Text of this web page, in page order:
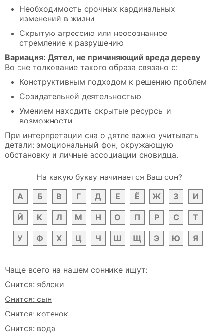
Необходимость срочных кардинальных
изменений в жизни
Скрытую агрессию или неосознанное
стремление к разрушению
Вариация: Дятел, не причиняющий вреда дереву
Во сне толкование такого образа связано с:
Конструктивным подходом к решению проблем
Созидательной деятельностью
Умением находить скрытые ресурсы и
возможности
При интерпретации сна о дятле важно учитывать
детали: эмоциональный фон, окружающую
обстановку и личные ассоциации сновидца.
На какую букву начинается Ваш сон?
А
Б В Г Д Е Ё Ж З И
Й К Л М Н О П Р С Т
У Ф Х Ц Ч Ш Щ Э Ю Я
Чаще всего на нашем соннике ищут:
Снится: яблоки
Снится: сын
Снится: котенок
Снится: вода